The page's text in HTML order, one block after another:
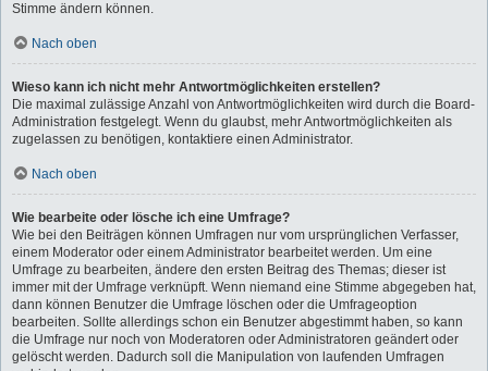
Stimme ändern können.
Nach oben
Wieso kann ich nicht mehr Antwortmöglichkeiten erstellen?
Die maximal zulässige Anzahl von Antwortmöglichkeiten wird durch die Board-
Administration festgelegt. Wenn du glaubst, mehr Antwortmöglichkeiten als
zugelassen zu benötigen, kontaktiere einen Administrator.
Nach oben
Wie bearbeite oder lösche ich eine Umfrage?
Wie bei den Beiträgen können Umfragen nur vom ursprünglichen Verfasser,
einem Moderator oder einem Administrator bearbeitet werden. Um eine
Umfrage zu bearbeiten, ändere den ersten Beitrag des Themas; dieser ist
immer mit der Umfrage verknüpft. Wenn niemand eine Stimme abgegeben hat,
dann können Benutzer die Umfrage löschen oder die Umfrageoption
bearbeiten. Sollte allerdings schon ein Benutzer abgestimmt haben, so kann
die Umfrage nur noch von Moderatoren oder Administratoren geändert oder
gelöscht werden. Dadurch soll die Manipulation von laufenden Umfragen